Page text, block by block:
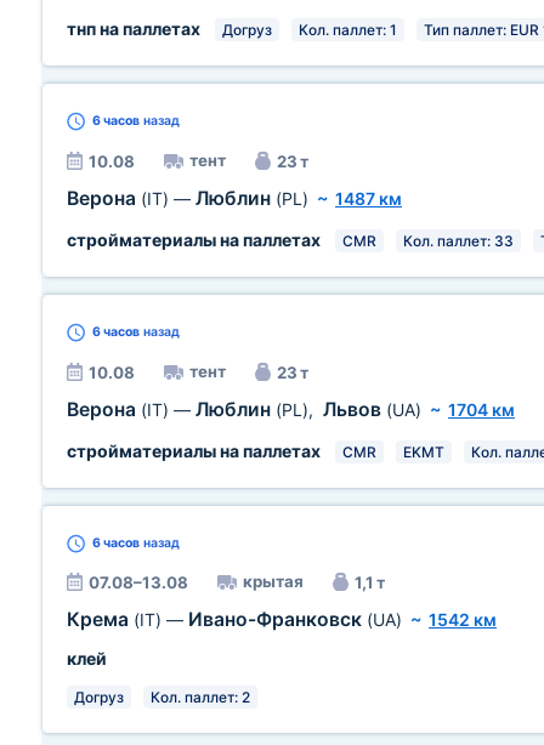
тнп на паллетах
Догруз Кол. паллет: 1 Тип паллет:
6 часов назад
10.08 тент 23 т
Верона (IT) — Люблин (PL) ~ 1487 км
стройматериалы на паллетах
CMR Кол. паллет: 33
6 часов назад
10.08 тент 23 т
Верона (IT) — Люблин (PL), Львов (UA) ~ 1704 км
стройматериалы на паллетах
CMR EKMT Кол.
6 часов назад
07.08–13.08 крытая 1,1 т
Крема (IT) — Ивано-Франковск (UA) ~ 1542 км
клей
Догруз Кол. паллет: 2